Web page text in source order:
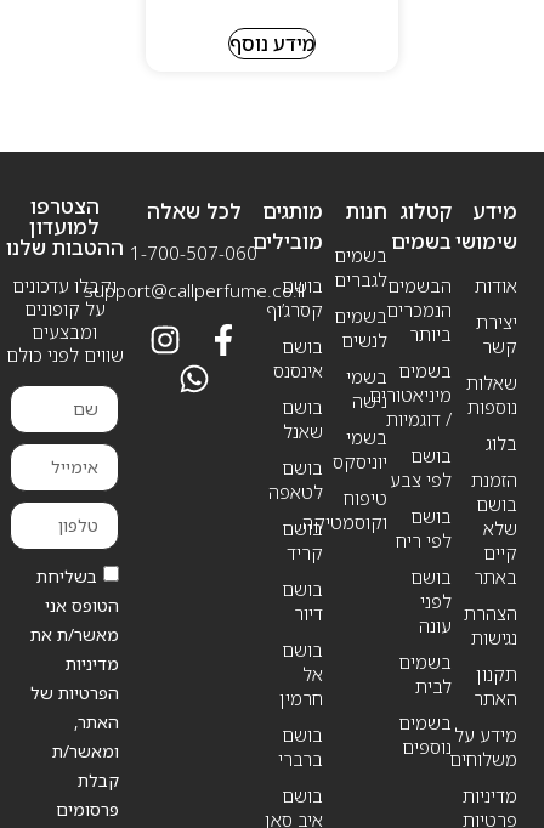
מידע נוסף
מידע
שימושי
אודות
יצירת
קשר
שאלות
נוספות
בלוג
הזמנת
בושם
שלא
קיים
באתר
הצהרת
נגישות
תקנון
האתר
מידע על
משלוחים
מדיניות
פרטיות
חנות
בשמים
לגברים
בשמים
לנשים
בשמי
נישה
בשמי
יוניסקס
טיפוח
וקוסמטיקה
קטלוג
בשמים
הבשמים
הנמכרים
ביותר
בשמים
מיניאטורים
/ דוגמיות
בושם
לפי צבע
בושם
לפי ריח
בושם
לפני
עונה
בשמים
לבית
בשמים
נוספים
מותגים
מובילים
בושם
קסרג’וף
בושם
אינסנס
בושם
שאנל
בושם
לטאפה
בושם
קריד
בושם
דיור
בושם
אל
חרמין
בושם
ברברי
בושם
איב סאן
לכל שאלה
1-700-507-060
support@callperfume.co.il
הצטרפו
למועדון
ההטבות שלנו
וקבלו עדכונים
על קופונים
ומבצעים
שווים לפני כולם
בשליחת
הטופס אני
מאשר/ת את
מדיניות
הפרטיות של
האתר,
ומאשר/ת
קבלת
פרסומים